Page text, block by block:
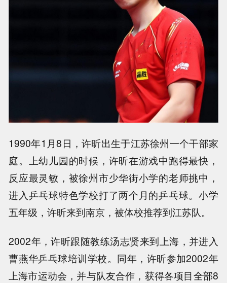
1990年1月8日，许昕出生于江苏徐州一个干部家
庭。上幼儿园的时候，许昕在游戏中跑得最快，
反应最灵敏，被徐州市少华街小学的老师挑中，
进入乒乓球特色学校打了两个月的乒乓球。小学
五年级，许昕来到南京，被体校推荐到江苏队。
2002年，许昕跟随教练汤志贤来到上海，并进入
曹燕华乒乓球培训学校。同年，许昕参加2002年
上海市运动会，并与队友合作，获得各项目全部8